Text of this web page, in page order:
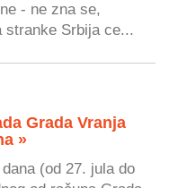
- ne zna se,
stranke Srbija ce...
Grada Vranja
»
(od 27. jula do